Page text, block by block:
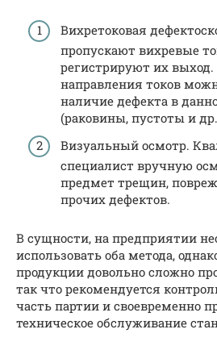
Вихретоковая
пропускают вихревые
регистрируют их
направления токов
наличие дефекта в
(раковины, пустоты и
Визуальный осмотр.
специалист вручную
предмет трещин,
прочих дефектов.
В сущности, на предприятии
использовать оба метода,
продукции довольно сложно
так что рекомендуется
часть партии и своевременно
техническое обслуживание